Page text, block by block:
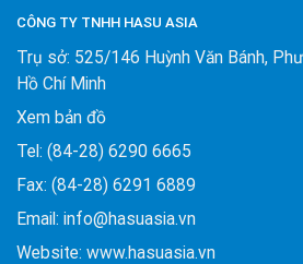
CÔNG TY TNHH HASU ASIA
Trụ sở: 525/146 Huỳnh Văn Bánh,
Hồ Chí Minh
Xem bản đồ
Tel: (84-28) 6290 6665
Fax: (84-28) 6291 6889
Email: info@hasuasia.vn
Website: www.hasuasia.vn